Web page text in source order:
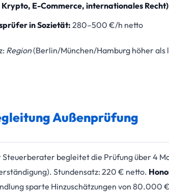
E-Commerce, internationales
in Sozietät: 280–500 €/h netto
Region(Berlin/München/Hamburg höher als
Außenprüfung
Steuerberater begleitet die Prüfung über 4
Stundensatz: 220 € netto.
sparte Hinzuschätzungen von